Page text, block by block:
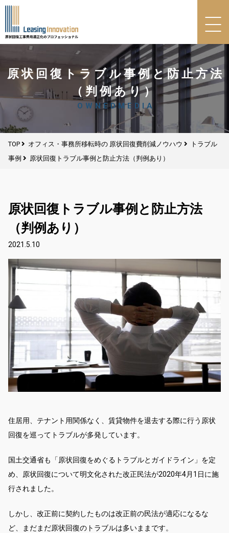
原状回復トラブル事例と防止方法
（判例あり）
OWNEDMEDIA
TOP オフィス・事務所移転時の 原状回復費削減ノウハウ
トラブル
事例
原状回復トラブル事例と防止方法（判例あり）
原状回復トラブル事例と防止方法
（判例あり）
2021.5.10
住居用、テナント用関係なく、賃貸物件を退去する際に行う原状
回復を巡ってトラブルが多発しています。
国土交通省も「原状回復をめぐるトラブルとガイドライン」を定
め、原状回復について明文化された改正民法が2020年4月1日に施
行されました。
しかし、改正前に契約したものは改正前の民法が適応になるな
ど、まだまだ原状回復のトラブルは多いままです。